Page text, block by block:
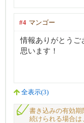
#4 マンゴー
情報ありがとうご
思います！
全表示(3)
書き込みの有効
続けられる場合は